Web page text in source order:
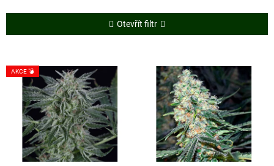
n
p
Otevřít filtr
V
ý
AKCE 💣